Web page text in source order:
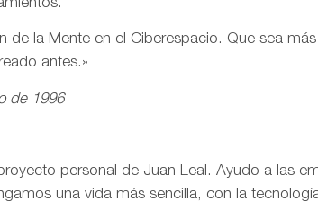
de la Mente en el Ciberespacio. Que sea
antes.»
de 1996
personal de Juan Leal. Ayudo a las
una vida más sencilla, con la